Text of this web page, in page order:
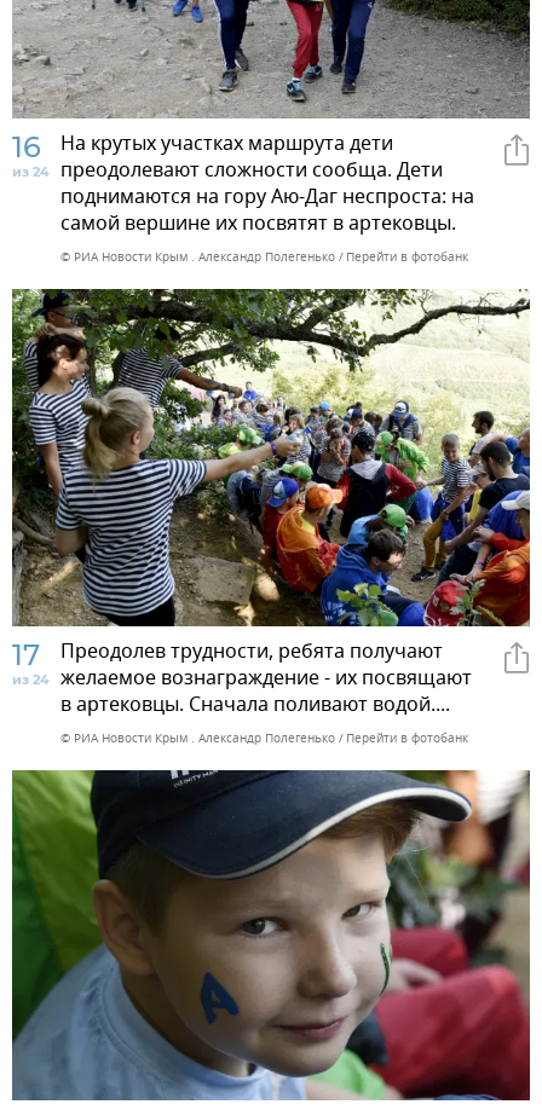
16
из 24
На крутых участках маршрута дети
преодолевают сложности сообща. Дети
поднимаются на гору Аю-Даг неспроста: на
самой вершине их посвятят в артековцы.
© РИА Новости Крым . Александр Полегенько Перейти в фотобанк
17
из 24
Преодолев трудности, ребята получают
желаемое вознаграждение - их посвящают
в артековцы. Сначала поливают водой....
© РИА Новости Крым . Александр Полегенько Перейти в фотобанк